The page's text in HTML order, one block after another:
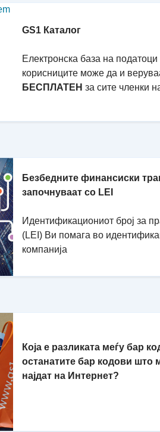
GS1 Каталог
Електронска база на податоци
корисниците може да и
БЕСПЛАТЕН за сите членки
Безбедните финансиски
започнуваат со LEI
Идентификациониот број за
(LEI) Ви помага во
компанија
Која е разликата меѓу бар
останатите бар кодови што
најдат на Интернет?